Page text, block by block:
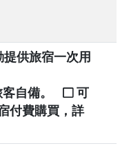
供旅宿一次用
自備。
可
付費購買，詳